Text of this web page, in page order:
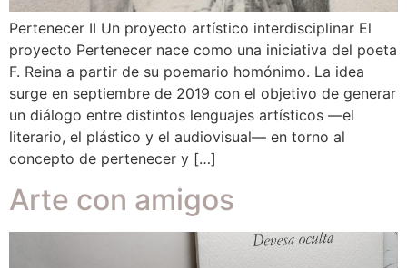
Pertenecer II Un proyecto artístico interdisciplinar El
proyecto Pertenecer nace como una iniciativa del poeta
F. Reina a partir de su poemario homónimo. La idea
surge en septiembre de 2019 con el objetivo de generar
un diálogo entre distintos lenguajes artísticos —el
literario, el plástico y el audiovisual— en torno al
concepto de pertenecer y […]
Arte con amigos